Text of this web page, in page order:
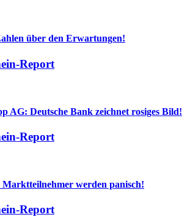
über den Erwartungen!
Report
AG: Deutsche Bank zeichnet rosiges Bild!
Report
werden panisch!
Report